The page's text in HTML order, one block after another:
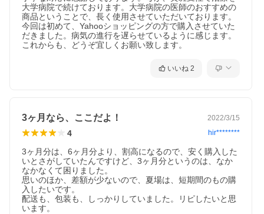
大学病院で続けております。大学病院の医師のおすすめの
商品ということで、長く使用させていただいております。
今回は初めて、Yahooショッピングの方で購入させていた
だきました。病気の進行を遅らせているように感じます。
これからも、どうぞ宜しくお願い致します。
いいね 2
3ヶ月なら、ここだよ！ 2022/3/15
4 hir********
3ヶ月分は、6ヶ月分より、割高になるので、安く購入した
いとさがしていたんですけど、3ヶ月分というのは、なか
なかなくて困りました。
思いのほか、差額が少ないので、夏場は、短期間のもの購
入したいです。
配送も、包装も、しっかりしていました。リピしたいと思
います。